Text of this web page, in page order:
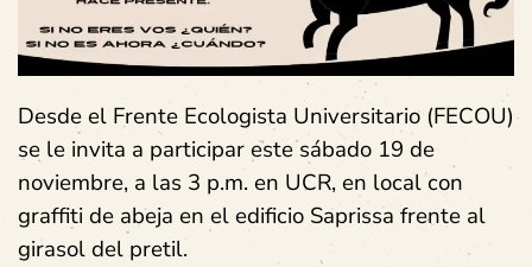
Desde el Frente Ecologista Universitario (FECOU)
se le invita a participar este sábado 19 de
noviembre, a las 3 p.m. en UCR, en local con
graffiti de abeja en el edificio Saprissa frente al
girasol del pretil.